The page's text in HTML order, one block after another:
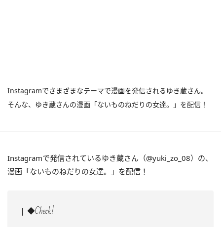
Instagramでさまざまなテーマで漫画を発信されるゆき蔵さん。
そんな、ゆき蔵さんの漫画「ないものねだりの女達。」を配信！
Instagramで発信されているゆき蔵さん（@yuki_zo_08）の、
漫画「ないものねだりの女達。」を配信！
◆Check!